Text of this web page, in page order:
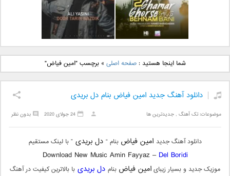
دانلود آهنگ جدید بهنام
بانی بنام قرص قمر 2
دانلود آهنگ جدید علی
یاسینی بنام دورترین نزدیک
شما اینجا هستید :صفحه اصلی »برچسب "امین فیاض"
دانلود آهنگ جدید امین فیاض بنام دل بریدی
موضوعات:تک آهنگ ,جدیدترین ها بدون نظر 24 جولای 2020
دانلود آهنگ جدید امین فیاض بنام “ دل بریدی” با لینک مستقیم
Download New Music Amin Fayyaz – Del Boridi
موزیک جدید و بسیار زیبایامین فیاض بنام دل بریدی با بالاترین کیفیت در آهنگ